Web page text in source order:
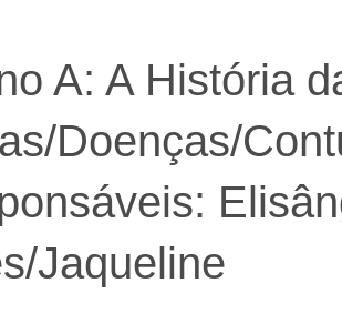
A: A História
Doenças/
Jaqueline